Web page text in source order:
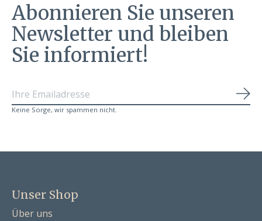
Abonnieren Sie unseren
Newsletter und bleiben
Sie informiert!
Keine Sorge, wir spammen nicht.
Unser Shop
Über uns